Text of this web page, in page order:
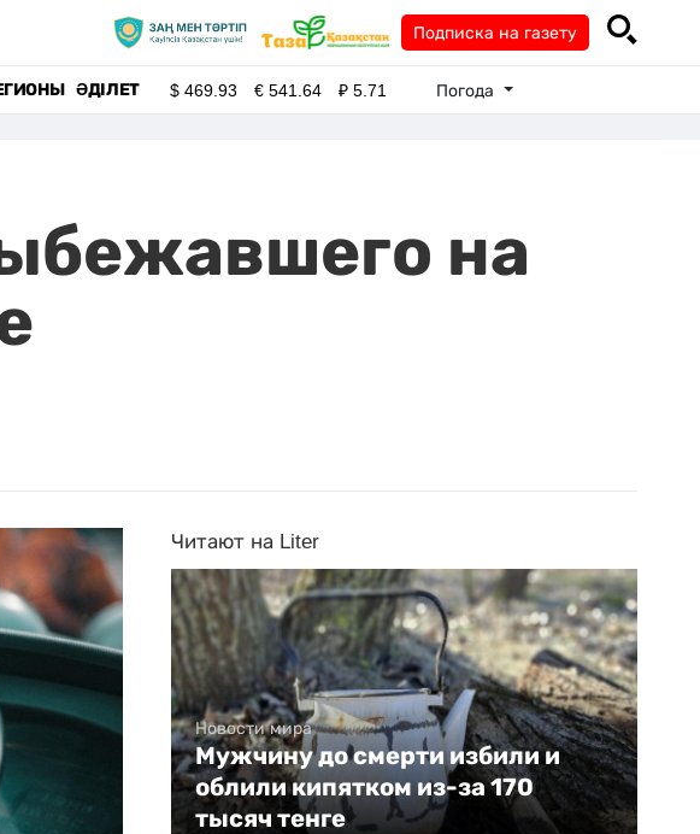
Подписка на газету
ӘДІЛЕТ $469.93 €541.64 ₽5.71 Погода
на
Читают на Liter
Новости мира
Мужчину до смерти избили и
облили кипятком из-за 170
тысяч тенге